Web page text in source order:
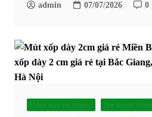
admin 07/07/2026 0
Mút xốp pe foam pe foam